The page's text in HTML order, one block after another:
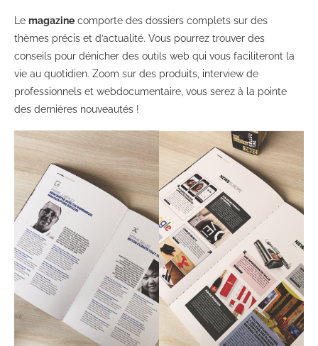
Le magazine comporte des dossiers complets sur des
thèmes précis et d’actualité. Vous pourrez trouver des
conseils pour dénicher des outils web qui vous faciliteront la
vie au quotidien. Zoom sur des produits, interview de
professionnels et webdocumentaire, vous serez à la pointe
des dernières nouveautés !